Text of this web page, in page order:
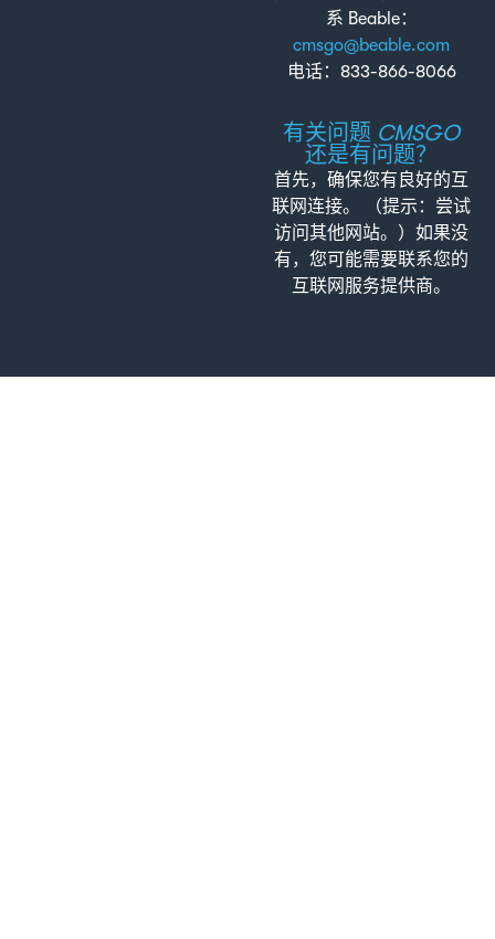
系 Beable：
cmsgo@beable.com
电话：833-866-8066
有关问题 CMSGO
还是有问题？
首先，确保您有良好的互
联网连接。 （提示：尝试
访问其他网站。）如果没
有，您可能需要联系您的
互联网服务提供商。